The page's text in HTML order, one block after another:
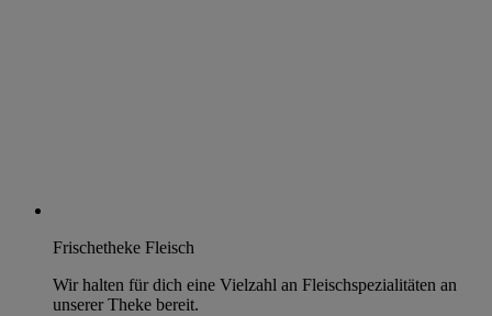
Frischetheke Fleisch
Wir halten für dich eine Vielzahl an Fleischspezialitäten an
unserer Theke bereit.